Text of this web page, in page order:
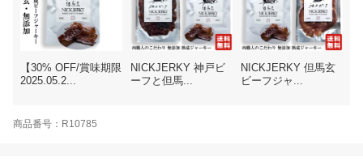
【30% OFF/賞味期限
2025.05.2...
NICKJERKY 神戸ビ
ーフと但馬...
NICKJERKY 但馬玄
ビーフジャ...
商品番号：R10785